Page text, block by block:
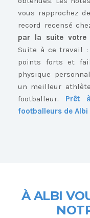
vous rapprochez
record recensé
par la suite votre
Suite à ce travail :
points forts et
physique
un meilleur
footballeur. Prêt
footballeurs de Albi
À ALBI